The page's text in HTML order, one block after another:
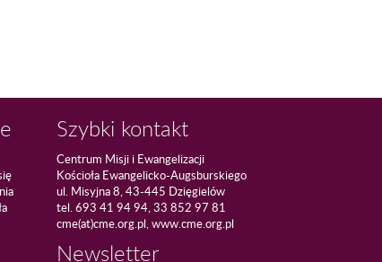
Szybki kontakt
Centrum Misji i Ewangelizacji
Kościoła Ewangelicko-Augsburskiego
ul. Misyjna 8, 43-445 Dzięgielów
tel. 693 41 94 94, 33 852 97 81
cme(at)cme.org.pl, www.cme.org.pl
Newsletter